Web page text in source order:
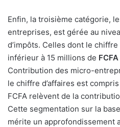
Enfin, la troisième catégorie,
entreprises, est gérée au
d’impôts. Celles dont le chiffre
inférieur à 15 millions de FCFA
Contribution des micro-
le chiffre d’affaires est
FCFA relèvent de la
Cette segmentation sur la
mérite un approfondissement